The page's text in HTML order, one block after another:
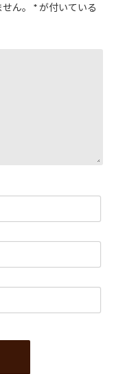
ん。 *が付いている